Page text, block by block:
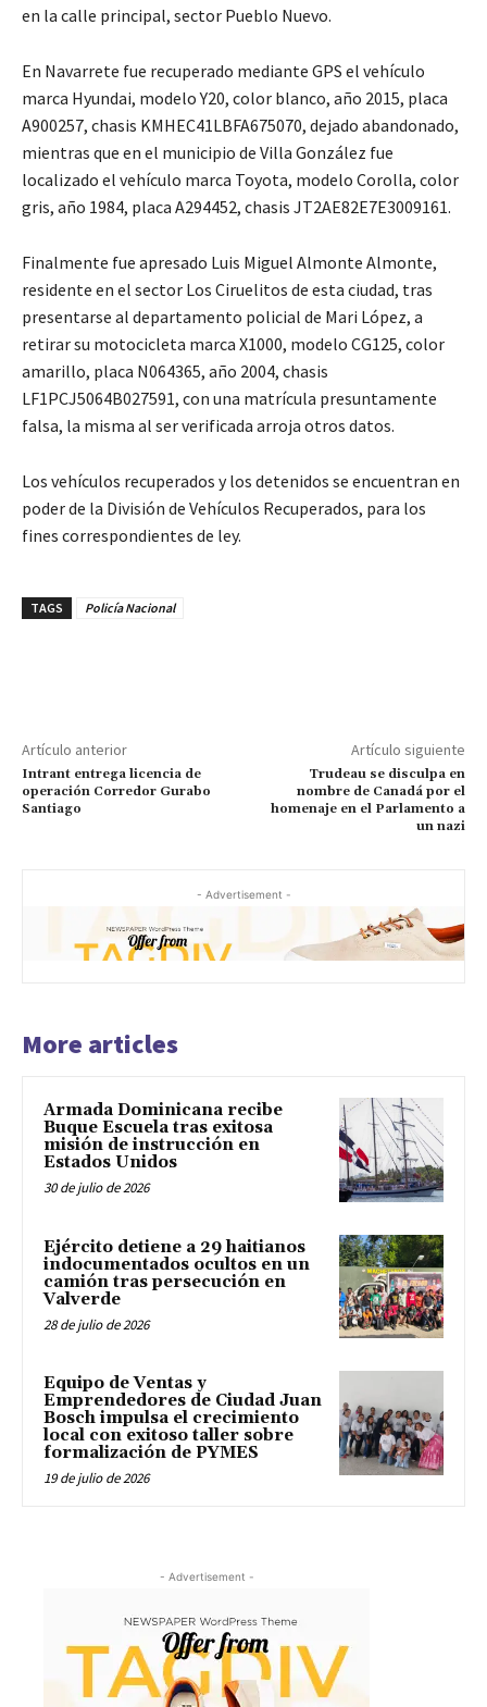
en la calle principal, sector Pueblo Nuevo.
En Navarrete fue recuperado mediante GPS el vehículo
marca Hyundai, modelo Y20, color blanco, año 2015, placa
A900257, chasis KMHEC41LBFA675070, dejado abandonado,
mientras que en el municipio de Villa González fue
localizado el vehículo marca Toyota, modelo Corolla, color
gris, año 1984, placa A294452, chasis JT2AE82E7E3009161.
Finalmente fue apresado Luis Miguel Almonte Almonte,
residente en el sector Los Ciruelitos de esta ciudad, tras
presentarse al departamento policial de Mari López, a
retirar su motocicleta marca X1000, modelo CG125, color
amarillo, placa N064365, año 2004, chasis
LF1PCJ5064B027591, con una matrícula presuntamente
falsa, la misma al ser verificada arroja otros datos.
Los vehículos recuperados y los detenidos se encuentran en
poder de la División de Vehículos Recuperados, para los
fines correspondientes de ley.
TAGS Policía Nacional
Artículo anterior
Intrant entrega licencia de
operación Corredor Gurabo
Santiago
Artículo siguiente
Trudeau se disculpa en
nombre de Canadá por el
homenaje en el Parlamento a
un nazi
- Advertisement -
More articles
Armada Dominicana recibe
Buque Escuela tras exitosa
misión de instrucción en
Estados Unidos
30 de julio de 2026
Ejército detiene a 29 haitianos
indocumentados ocultos en un
camión tras persecución en
Valverde
28 de julio de 2026
Equipo de Ventas y
Emprendedores de Ciudad Juan
Bosch impulsa el crecimiento
local con exitoso taller sobre
formalización de PYMES
19 de julio de 2026
- Advertisement -